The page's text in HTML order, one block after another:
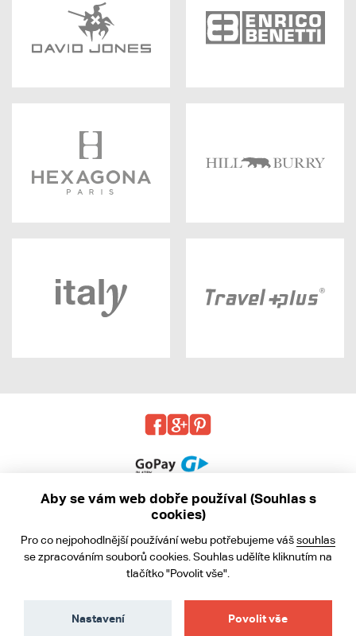
Obchodní podmínky
Ochrana osobních údajů
Aby se vám web dobře používal (Souhlas s
cookies)
Pro co nejpohodlnější používání webu potřebujeme vášsouhlas
se zpracováním souborů cookies. Souhlas udělíte kliknutím na
tlačítko "Povolit vše".
Povolit vše
Nastavení